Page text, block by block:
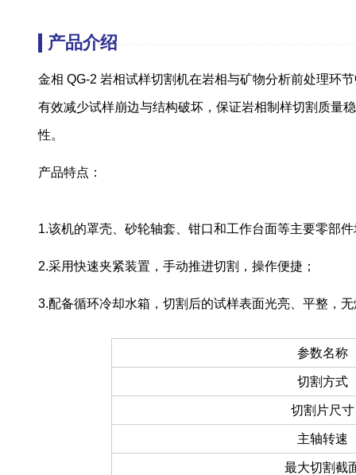
产品介绍
金相 QG-2 岩相试样切割机在岩相与矿物分析前处理环
有效减少试样崩边与结构破坏，保证岩相制样切割质量
性。
产品特点：
1.该机的罩壳、砂轮轴套、钳口和工作台面等主要零部
2.采用快速夹紧装置，手动推进切割，操作便捷；
3.配备循环冷却水箱，切割后的试样表面光亮、平整，
参数名称
切割方式
切割片尺寸
主轴转速
最大切割截